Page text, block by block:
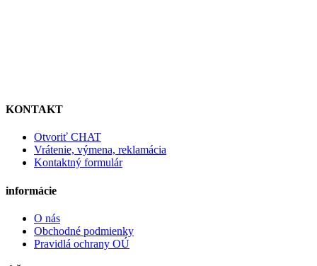
KONTAKT
Otvoriť CHAT
Vrátenie, výmena, reklamácia
Kontaktný formulár
informácie
O nás
Obchodné podmienky
Pravidlá ochrany OÚ